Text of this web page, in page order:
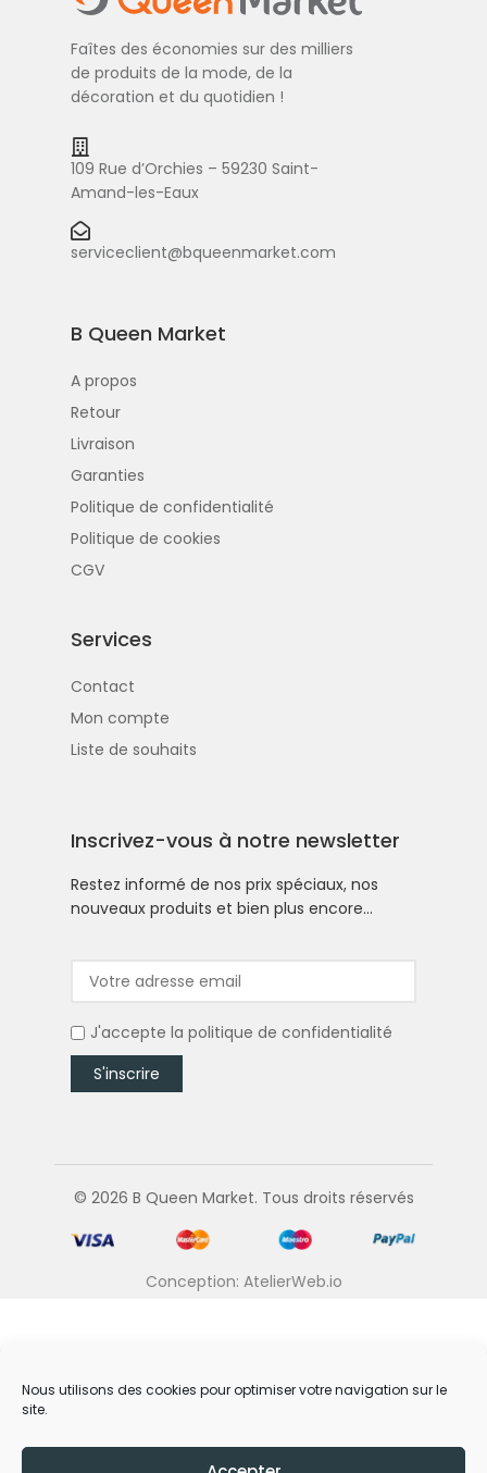
Nous utilisons des cookies pour optimiser votre navigation sur le
site.
Faîtes des économies sur des milliers
de produits de la mode, de la
décoration et du quotidien !
109 Rue d’Orchies – 59230 Saint-
Amand-les-Eaux
serviceclient@bqueenmarket.com
B Queen Market
A propos
Retour
Livraison
Garanties
Politique de confidentialité
Politique de cookies
CGV
Services
Contact
Mon compte
Liste de souhaits
Inscrivez-vous à notre newsletter
Restez informé de nos prix spéciaux, nos
nouveaux produits et bien plus encore…
J'accepte la politique de confidentialité
© 2026 B Queen Market. Tous droits réservés
Conception: AtelierWeb.io